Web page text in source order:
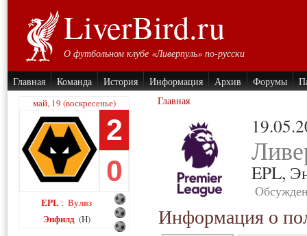
LiverBird.ru
О футбольном клубе «Ливерпуль» по-русски
Главная Команда История Информация Архив Форумы
май, 19 (воскресенье)
2
0
EPL : Вулвз
Энфилд (H)
Главная
EPL,
Информация о